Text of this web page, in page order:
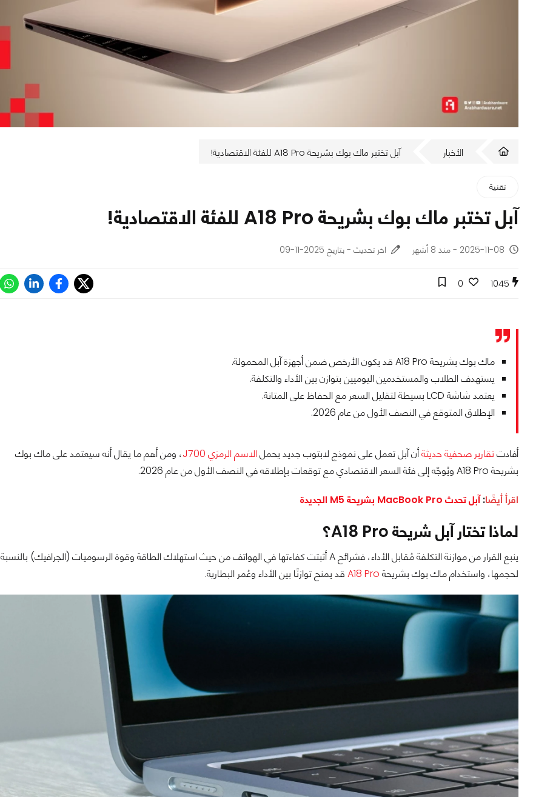
الأخبار آبل تختبر ماك بوك بشريحة A18 Pro للفئة الاقتصادية!
تقنية
آبل تختبر ماك بوك بشريحة A18 Pro للفئة الاقتصادية!
2025-11-08 - منذ 8 أشهر اخر تحديث - بتاريخ 2025-11-09
1045
0
ماك بوك بشريحة A18 Pro قد يكون الأرخص ضمن أجهزة آبل المحمولة.
يستهدف الطلاب والمستخدمين اليوميين بتوازن بين الأداء والتكلفة.
يعتمد شاشة LCD بسيطة لتقليل السعر مع الحفاظ على المتانة.
الإطلاق المتوقع في النصف الأول من عام 2026.
أفادتتقارير صحفية حديثةأن آبل تعمل على نموذج لابتوب جديد يحملالاسم الرمزي J700
، ومن أهم ما يقال أنه سيعتمد على ماك بوك
بشريحة A18 Pro ويُوجّه إلى فئة السعر الاقتصادي مع توقعات بإطلاقه في النصف الأول من عام 2026.
اقرأ أيضًا:آبل تحدث MacBook Pro بشريحة M5 الجديدة
لماذا تختار آبل شريحة A18 Pro؟
ينبع القرار من موازنة التكلفة مُقابل الأداء، فشرائح A أثبتت كفاءتها في الهواتف من حيث استهلاك الطاقة وقوة الرسوميات (الجرافيك) بالنسبة
لحجمها، واستخدام ماك بوك بشريحة A18 Pro قد يمنح توازنًا بين الأداء وعُمر البطارية.